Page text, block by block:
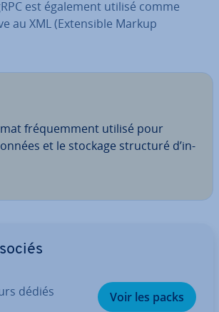
est également utilisé comme
au XML (Ex­ten­sible Markup
fré­quem­ment utilisé pour
et le stockage structuré d’in­
dédiés Voir les packs